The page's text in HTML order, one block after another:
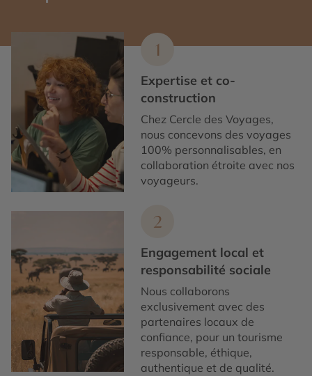
1
Expertise et co-
construction
Chez Cercle des Voyages,
nous concevons des voyages
100% personnalisables, en
collaboration étroite avec nos
voyageurs.
2
Engagement local et
responsabilité sociale
Nous collaborons
exclusivement avec des
partenaires locaux de
confiance, pour un tourisme
responsable, éthique,
authentique et de qualité.